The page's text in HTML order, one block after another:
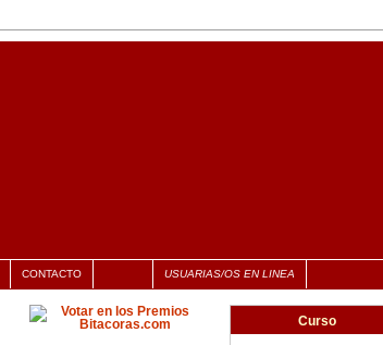
CONTACTO USUARIAS/OS EN LINEA
Curso